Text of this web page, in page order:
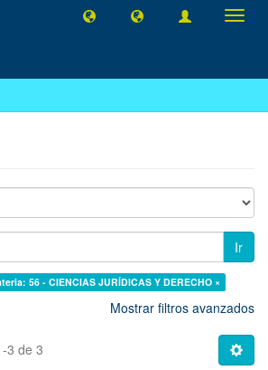
Ir
56 - CIENCIAS JURÍDICAS Y DERECHO ×
Mostrar filtros avanzados
3 de 3